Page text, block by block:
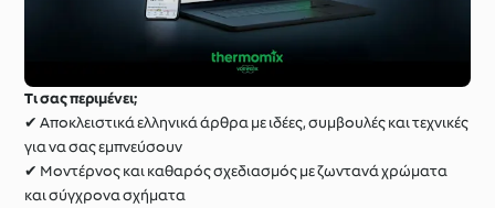
Τι σας περιμένει;
✔ Αποκλειστικά ελληνικά άρθρα με ιδέες, συμβουλές και τεχνικές
για να σας εμπνεύσουν
✔ Μοντέρνος και καθαρός σχεδιασμός με ζωντανά χρώματα
και σύγχρονα σχήματα